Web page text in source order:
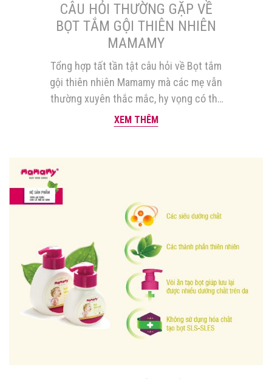
CÂU HỎI THƯỜNG GẶP VỀ
BỌT TẮM GỘI THIÊN NHIÊN
MAMAMY
Tổng hợp tất tần tật câu hỏi về Bọt tắm
gội thiên nhiên Mamamy mà các mẹ vẫn
thường xuyên thắc mắc, hy vọng có thể
giúp mẹ yên tâm sử dụng sản phẩm hơn
XEM THÊM